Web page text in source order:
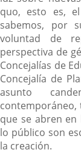
quo, esto es,
sabemos, por
voluntad de
perspectiva de
Concejalías de
Concejalía de
asunto
contemporáneo,
que se abren
lo público son
la creación.